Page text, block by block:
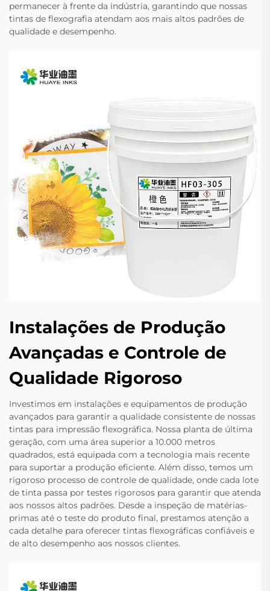
permanecer à frente da indústria, garantindo que nossas
tintas de flexografia atendam aos mais altos padrões de
qualidade e desempenho.
Instalações de Produção
Avançadas e Controle de
Qualidade Rigoroso
Investimos em instalações e equipamentos de produção
avançados para garantir a qualidade consistente de nossas
tintas para impressão flexográfica. Nossa planta de última
geração, com uma área superior a 10.000 metros
quadrados, está equipada com a tecnologia mais recente
para suportar a produção eficiente. Além disso, temos um
rigoroso processo de controle de qualidade, onde cada lote
de tinta passa por testes rigorosos para garantir que atenda
aos nossos altos padrões. Desde a inspeção de matérias-
primas até o teste do produto final, prestamos atenção a
cada detalhe para oferecer tintas flexográficas confiáveis e
de alto desempenho aos nossos clientes.